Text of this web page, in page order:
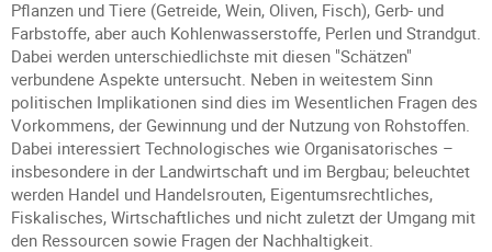
Pflanzen und Tiere (Getreide, Wein, Oliven, Fisch), Gerb- und
Farbstoffe, aber auch Kohlenwasserstoffe, Perlen und Strandgut.
Dabei werden unterschiedlichste mit diesen "Schätzen"
verbundene Aspekte untersucht. Neben in weitestem Sinn
politischen Implikationen sind dies im Wesentlichen Fragen des
Vorkommens, der Gewinnung und der Nutzung von Rohstoffen.
Dabei interessiert Technologisches wie Organisatorisches –
insbesondere in der Landwirtschaft und im Bergbau; beleuchtet
werden Handel und Handelsrouten, Eigentumsrechtliches,
Fiskalisches, Wirtschaftliches und nicht zuletzt der Umgang mit
den Ressourcen sowie Fragen der Nachhaltigkeit.